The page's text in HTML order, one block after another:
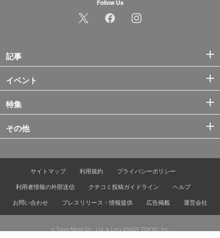
Follow Us
記事
イベント
特集
その他
サイトマップ 利用規約
プライバシーポリシー
利用者情報の外部送信
クチコミ投稿ガイドライン
ヘルプ
お問い合わせ
プレスリリース・情報提供 広告掲載 運営会社
© Tokyo Metro Co., Ltd. & Let’s ENJOY TOKYO, Inc.